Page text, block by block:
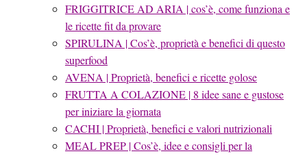
FRIGGITRICE AD ARIA | cos’è, come funziona e
le ricette fit da provare
SPIRULINA | Cos’è, proprietà e benefici di questo
superfood
AVENA | Proprietà, benefici e ricette golose
FRUTTA A COLAZIONE | 8 idee sane e gustose
per iniziare la giornata
CACHI | Proprietà, benefici e valori nutrizionali
MEAL PREP | Cos’è, idee e consigli per la